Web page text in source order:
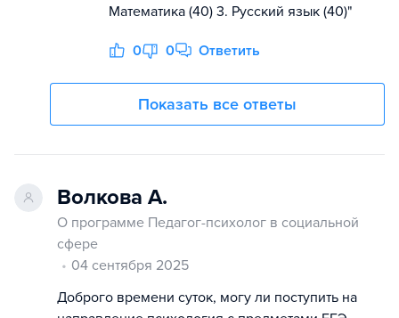
Математика (40) 3. Русский язык (40)"
0 0 Ответить
Показать все ответы
Волкова А.
О программе Педагог-психолог в социальной
сфере
04 сентября 2025
Доброго времени суток, могу ли поступить на